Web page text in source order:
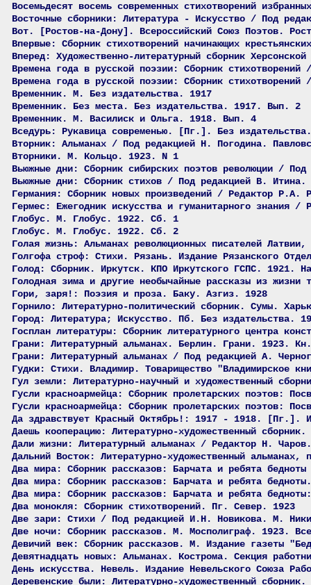
Восемьдесят восемь современных стихотворений
Восточные сборники: Литература - Искусство / Под
Вот. [Ростов-на-Дону]. Всероссийский Союз Поэтов.
Впервые: Сборник стихотворений начинающих
Вперед: Художественно-литературный сборник
Времена года в русской поэзии: Сборник
Времена года в русской поэзии: Сборник
Временник. М. Без издательства. 1917
Временник. Без места. Без издательства. 1917. Вып. 2
Временник. М. Василиск и Ольга. 1918. Вып. 4
Вседурь: Рукавица современью. [Пг.]. Без
Вторник: Альманах / Под редакцией Н. Погодина.
Вторники. М. Кольцо. 1923. N 1
Вьюжные дни: Сборник сибирских поэтов революции /
Вьюжные дни: Сборник стихов / Под редакцией В.
Германия: Сборник новых произведений / Редактор
Гермес: Ежегодник искусства и гуманитарного
Глобус. М. Глобус. 1922. Сб. 1
Глобус. М. Глобус. 1922. Сб. 2
Голая жизнь: Альманах революционных писателей
Голгофа строф: Стихи. Рязань. Издание Рязанского
Голод: Сборник. Иркутск. КПО Иркутского ГСПС. 1921.
Голодная зима и другие необычайные рассказы из
Гори, заря!: Поэзия и проза. Баку. Азгиз. 1928
Горнило: Литературно-политический сборник. Сумы.
Город: Литература; Искусство. Пб. Без издательства.
Госплан литературы: Сборник литературного центра
Грани: Литературный альманах. Берлин. Грани. 1923.
Грани: Литературный альманах / Под редакцией А.
Гудки: Стихи. Владимир. Товарищество "Владимирское
Гул земли: Литературно-научный и художественный
Гусли красноармейца: Сборник пролетарских поэтов:
Гусли красноармейца: Сборник пролетарских поэтов:
Да здравствует Красный Октябрь!: 1917 - 1918. [Пг.].
Даешь кооперацию: Литературно-художественный
Дали жизни: Литературный альманах / Редактор Н.
Дальний Восток: Литературно-художественный
Два мира: Сборник рассказов: Барчата и ребята
Два мира: Сборник рассказов: Барчата и ребята
Два мира: Сборник рассказов: Барчата и ребята
Два монокля: Сборник стихотворений. Пг. Север. 1923
Две зари: Стихи / Под редакцией И.Н. Новикова. М.
Две ночи: Сборник рассказов. М. Мосполиграф. 1923.
Девичий век: Сборник рассказов. М. Издание газеты
Девятнадцать новых: Альманах. Кострома. Секция
День искусства. Невель. Издание Невельского Союза
Деревенские были: Литературно-художественный